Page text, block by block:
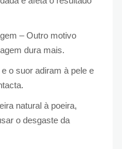
– Outro motivo
dura mais.
o suor adiram à pele e
natural à poeira,
o desgaste da